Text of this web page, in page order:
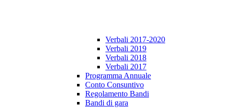
Verbali 2017-2020
Verbali 2019
Verbali 2018
Verbali 2017
Programma Annuale
Conto Consuntivo
Regolamento Bandi
Bandi di gara